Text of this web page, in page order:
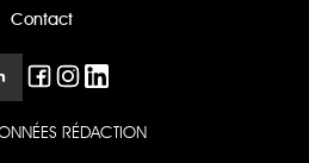
Contact
RÉDACTION